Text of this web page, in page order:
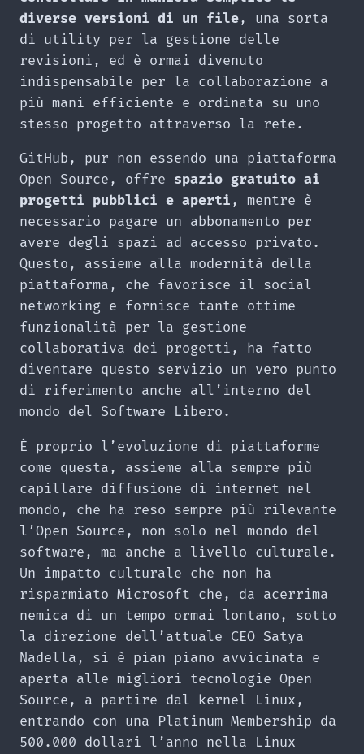
diverse versioni di un file, una sorta
di utility per la gestione delle
revisioni, ed è ormai divenuto
indispensabile per la collaborazione a
più mani efficiente e ordinata su uno
stesso progetto attraverso la rete.
GitHub, pur non essendo una piattaforma
Open Source, offre spazio gratuito ai
progetti pubblici e aperti , mentre è
necessario pagare un abbonamento per
avere degli spazi ad accesso privato.
Questo, assieme alla modernità della
piattaforma, che favorisce il social
networking e fornisce tante ottime
funzionalità per la gestione
collaborativa dei progetti, ha fatto
diventare questo servizio un vero punto
di riferimento anche all’interno del
mondo del Software Libero.
È proprio l’evoluzione di piattaforme
come questa, assieme alla sempre più
capillare diffusione di internet nel
mondo, che ha reso sempre più rilevante
l’Open Source, non solo nel mondo del
software, ma anche a livello culturale.
Un impatto culturale che non ha
risparmiato Microsoft che, da acerrima
nemica di un tempo ormai lontano, sotto
la direzione dell’attuale CEO Satya
Nadella, si è pian piano avvicinata e
aperta alle migliori tecnologie Open
Source, a partire dal kernel Linux,
entrando con una Platinum Membership da
500.000 dollari l’anno nella Linux